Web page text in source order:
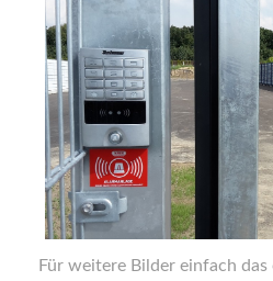
Für weitere Bilder einfach